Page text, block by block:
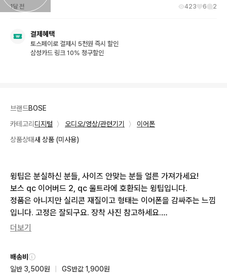
1달 전 423 6 2
결제혜택
토스페이로 결제시 5천원 즉시 할인
삼성카드 링크 10% 청구할인
브랜드BOSE
카테고리 디지털 〉 오디오/영상/관련기기 〉
이어폰
상품상태새 상품 (미사용)
윙팁은 분실하신 분들, 사이즈 안맞는 분들 얼른 가져가세요!
보스 qc 이어버드 2, qc 울트라에 호환되는 윙팁입니다.
정품은 아니지만 실리콘 재질이고 형태는 이어폰을 감싸주는 느낌
입니다. 고정은 잘되구요. 장착 사진 참고하세요.
3가지 사이즈 모두 있으니 구매전 문의주세요.
더보기
배송비
일반 3,500원
GS반값 1,900원